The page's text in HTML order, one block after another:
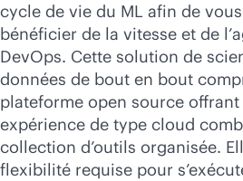
cycle de vie du ML afin de
bénéficier de la vitesse et de
DevOps. Cette solution de
données de bout en bout
plateforme open source
expérience de type cloud
collection d’outils organisée.
flexibilité requise pour